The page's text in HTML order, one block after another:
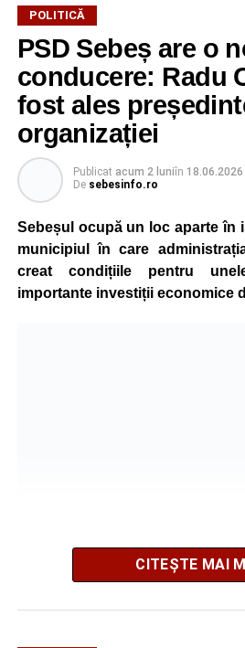
POLITICĂ
PSD Sebeș are o
conducere: Radu
fost ales
organizației
Publicat acum 2 luniîn 18.06.2026
De sebesinfo.ro
Sebeșul ocupă un loc aparte în
municipiul în care
creat condițiile pentru
importante investiții economice
CITEȘTE MAI